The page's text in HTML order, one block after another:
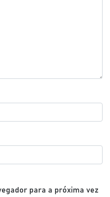
para a próxima vez